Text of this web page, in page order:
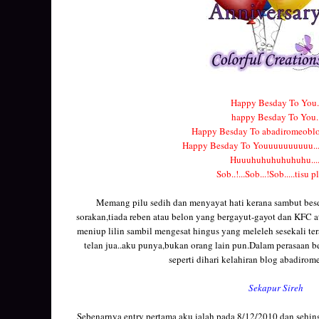
Happy Besday To
happy Besday To
Happy Besday To
Happy Besday To
Sob..!...Sob...!Sob.....tisu
Memang pilu sedih dan menyayat hati kerana sambut
sorakan,tiada reben atau belon yang bergayut-gayot dan KFC
meniup lilin sambil mengesat hingus yang meleleh sesekali
telan jua..aku punya,bukan orang lain pun.Dalam perasaan
seperti dihari kelahiran blog
Sekapur Sireh
Sebenarnya entry pertama aku ialah pada 8/12/2010 dan